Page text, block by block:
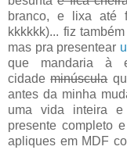
branco, e lixa até
kkkkkk)... fiz
mas pra presentear
que mandaria à
cidademinúscula
antes da minha
uma vida inteira
presente completo
apliques em MDF